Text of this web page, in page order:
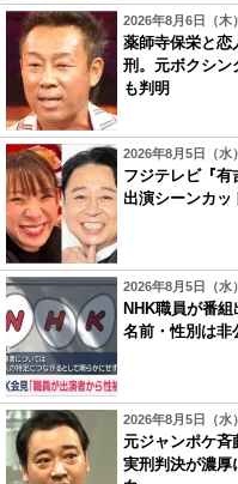
2026年8月6日（木
薬師寺保栄と恋
刑。元ボクシン
も判明
2026年8月5日（水
フジテレビ『有
出演シーンカッ
2026年8月5日（水
NHK職員が番
名前・性別は非
2026年8月5日（水
元ジャンポケ斉
実刑判決が濃